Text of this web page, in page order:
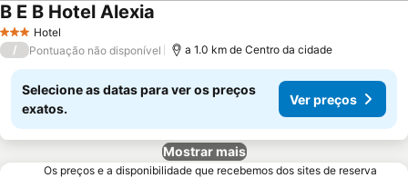
3 EstrelasHotel
B E B Hotel Alexia
/ Pontuação não disponível a 1.0 km de Centro da cidade
Selecione as datas para ver os preços
exatos.
Ver preços
Mostrar mais
Os preços e a disponibilidade que recebemos dos sites de reserva